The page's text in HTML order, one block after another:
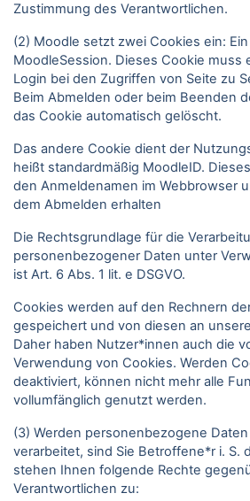
Zustimmung des Verantwortlichen.
(2) Moodle setzt zwei Cookies ein:
MoodleSession. Dieses Cookie muss
Login bei den Zugriffen von Seite zu
Beim Abmelden oder beim Beenden
das Cookie automatisch gelöscht.
Das andere Cookie dient der
heißt standardmäßig MoodleID.
den Anmeldenamen im Webbrowser
dem Abmelden erhalten
Die Rechtsgrundlage für die
personenbezogener Daten unter
ist Art. 6 Abs. 1 lit. e DSGVO.
Cookies werden auf den Rechnern
gespeichert und von diesen an
Daher haben Nutzer*innen auch die
Verwendung von Cookies. Werden
deaktiviert, können nicht mehr alle
vollumfänglich genutzt werden.
(3) Werden personenbezogene
verarbeitet, sind Sie Betroffene*r i. S.
stehen Ihnen folgende Rechte
Verantwortlichen zu: